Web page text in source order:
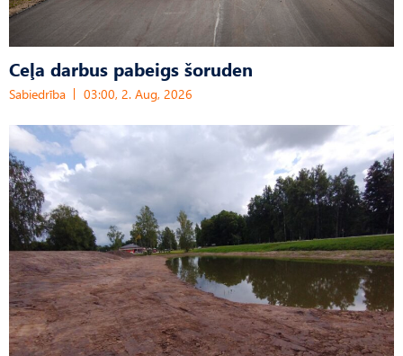
Ceļa darbus pabeigs šoruden
Sabiedrība 03:00, 2. Aug, 2026